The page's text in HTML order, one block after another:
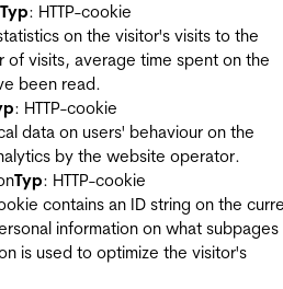
Typ: HTTP-cookie
on the visitor's visits to the
of visits, average time spent on the
been read.
: HTTP-cookie
data on users' behaviour on the
by the website operator.
Typ: HTTP-cookie
contains an ID string on the
information on what
is used to optimize the visitor's